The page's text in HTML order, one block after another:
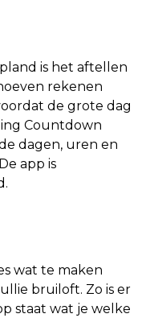
is het aftellen
rekenen
de grote dag
Countdown
dagen, uren en
app is
wat te maken
bruiloft. Zo is er
staat wat je welke